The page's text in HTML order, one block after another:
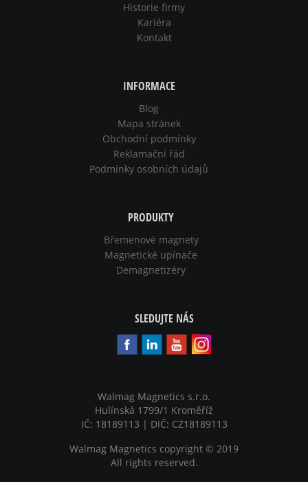
Historie firmy
Kariéra
Kontakt
INFORMACE
Blog
Mapa stránek
Obchodní podmínky
Reklamační řád
Podmínky osobních údajů
PRODUKTY
Břemenové magnety
Magnetické upínače
Demagnetizéry
SLEDUJTE NÁS
Walmag Magnetics s.r.o.
Hulínská 1799/1 Kroměříž
IČ: 18189113 | DIČ: CZ18189113
Walmag Magnetics copyright © 2019
All rights reserved.